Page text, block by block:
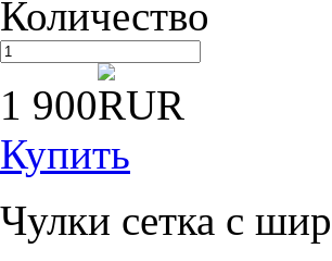
Количество
1 900
Купить
Чулки сетка с